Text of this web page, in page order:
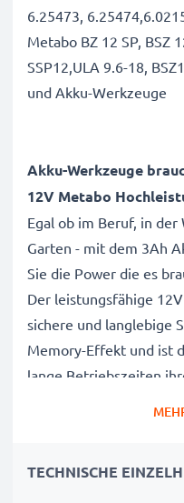
6.25473,
Metabo BZ 12 SP, BSZ
SSP12,ULA 9.6-18,
und Akku-Werkzeuge
Akku-Werkzeuge
12V Metabo
Egal ob im Beruf, in
Garten - mit dem 3Ah
Sie die Power die es
Der leistungsfähige
sichere und langlebige
Memory-Effekt und ist
lange Betriebszeiten
Metabo BZ 12 SP, BSZ
TECHNISCHE